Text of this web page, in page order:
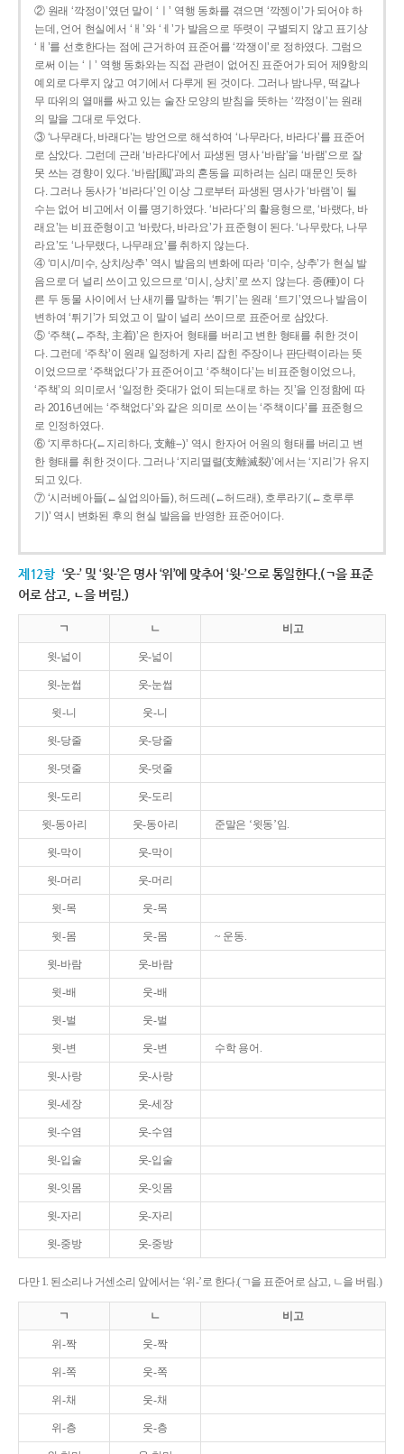
② 원래 ‘깍정이’였던 말이 ‘ㅣ’ 역행 동화를 겪으면 ‘깍젱이’가 되어야 하
는데, 언어 현실에서 ‘ㅐ’와 ‘ㅔ’가 발음으로 뚜렷이 구별되지 않고 표기상
‘ㅐ’를 선호한다는 점에 근거하여 표준어를 ‘깍쟁이’로 정하였다. 그럼으
로써 이는 ‘ㅣ’ 역행 동화와는 직접 관련이 없어진 표준어가 되어 제9항의
예외로 다루지 않고 여기에서 다루게 된 것이다. 그러나 밤나무, 떡갈나
무 따위의 열매를 싸고 있는 술잔 모양의 받침을 뜻하는 ‘깍정이’는 원래
의 말을 그대로 두었다.
③ ‘나무래다, 바래다’는 방언으로 해석하여 ‘나무라다, 바라다’를 표준어
로 삼았다. 그런데 근래 ‘바라다’에서 파생된 명사 ‘바람’을 ‘바램’으로 잘
못 쓰는 경향이 있다. ‘바람[風]’과의 혼동을 피하려는 심리 때문인 듯하
다. 그러나 동사가 ‘바라다’인 이상 그로부터 파생된 명사가 ‘바램’이 될
수는 없어 비고에서 이를 명기하였다. ‘바라다’의 활용형으로, ‘바랬다, 바
래요’는 비표준형이고 ‘바랐다, 바라요’가 표준형이 된다. ‘나무랐다, 나무
라요’도 ‘나무랬다, 나무래요’를 취하지 않는다.
④ ‘미시/미수, 상치/상추’ 역시 발음의 변화에 따라 ‘미수, 상추’가 현실 발
음으로 더 널리 쓰이고 있으므로 ‘미시, 상치’로 쓰지 않는다. 종(種)이 다
른 두 동물 사이에서 난 새끼를 말하는 ‘튀기’는 원래 ‘트기’였으나 발음이
변하여 ‘튀기’가 되었고 이 말이 널리 쓰이므로 표준어로 삼았다.
⑤ ‘주책(←주착, 主着)’은 한자어 형태를 버리고 변한 형태를 취한 것이
다. 그런데 ‘주착’이 원래 일정하게 자리 잡힌 주장이나 판단력이라는 뜻
이었으므로 ‘주책없다’가 표준어이고 ‘주책이다’는 비표준형이었으나,
‘주책’의 의미로서 ‘일정한 줏대가 없이 되는대로 하는 짓’을 인정함에 따
라 2016년에는 ‘주책없다’와 같은 의미로 쓰이는 ‘주책이다’를 표준형으
로 인정하였다.
⑥ ‘지루하다(←지리하다, 支離--)’ 역시 한자어 어원의 형태를 버리고 변
한 형태를 취한 것이다. 그러나 ‘지리멸렬(支離滅裂)’에서는 ‘지리’가 유지
되고 있다.
⑦ ‘시러베아들(←실업의아들), 허드레(←허드래), 호루라기(←호루루
기)’ 역시 변화된 후의 현실 발음을 반영한 표준어이다.
제12항 ‘웃-’ 및 ‘윗-’은 명사 ‘위’에 맞추어 ‘윗-’으로 통일한다.(ㄱ을 표준
어로 삼고, ㄴ을 버림.)
ㄱ ㄴ 비고
윗-넓이 웃-넓이
윗-눈썹 웃-눈썹
윗-니 웃-니
윗-당줄 웃-당줄
윗-덧줄 웃-덧줄
윗-도리 웃-도리
윗-동아리 웃-동아리 준말은 ‘윗동’임.
윗-막이 웃-막이
윗-머리 웃-머리
윗-목 웃-목
윗-몸 웃-몸 ~ 운동.
윗-바람 웃-바람
윗-배 웃-배
윗-벌 웃-벌
윗-변 웃-변 수학 용어.
윗-사랑 웃-사랑
윗-세장 웃-세장
윗-수염 웃-수염
윗-입술 웃-입술
윗-잇몸 웃-잇몸
윗-자리 웃-자리
윗-중방 웃-중방
다만 1. 된소리나 거센소리 앞에서는 ‘위-’로 한다.(ㄱ을 표준어로 삼고, ㄴ을 버림.)
ㄱ ㄴ 비고
위-짝 웃-짝
위-쪽 웃-쪽
위-채 웃-채
위-층 웃-층